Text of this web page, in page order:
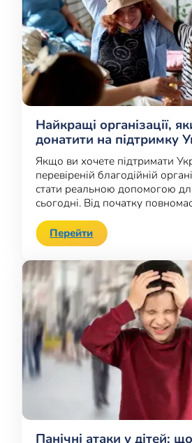
Найкращі організації,
донатити на підтримку
Якщо ви хочете підтримати
перевіреній благодійній
стати реальною допомогою
сьогодні. Від початку
Перейти
Панічні атаки у дітей: що